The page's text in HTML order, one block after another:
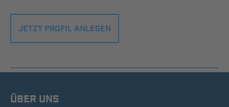
JETZT PROFIL ANLEGEN
ÜBER UNS